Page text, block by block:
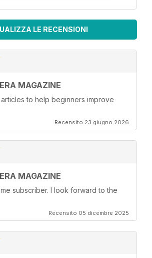
LE RECENSIONI
MAGAZINE
to help beginners improve
Recensito 23 giugno 2026
MAGAZINE
subscriber. I look forward to the
Recensito 05 dicembre 2025